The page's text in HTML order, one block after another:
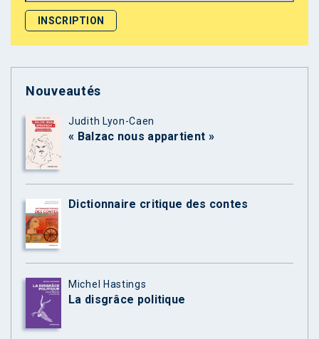
Nouveautés
Judith Lyon-Caen
« Balzac nous appartient »
Dictionnaire critique des contes
Michel Hastings
La disgrâce politique